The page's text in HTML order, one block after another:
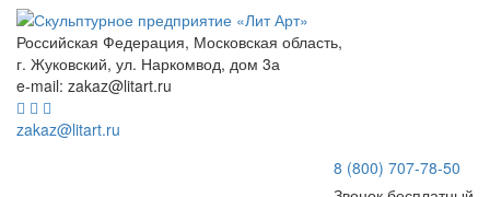
Российская Федерация, Московская область,
г. Жуковский, ул. Наркомвод, дом 3а
e-mail: zakaz@litart.ru
zakaz@litart.ru
8 (800) 707-78-50